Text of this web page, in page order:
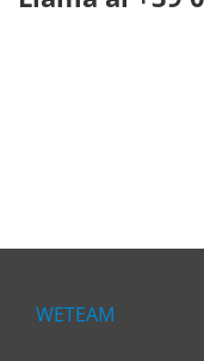
WETEAM